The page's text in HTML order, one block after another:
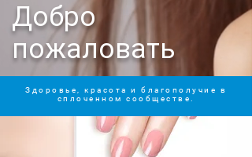
Добро
пожаловать
Здоровье, красота и благополучие в
сплоченном сообществе.